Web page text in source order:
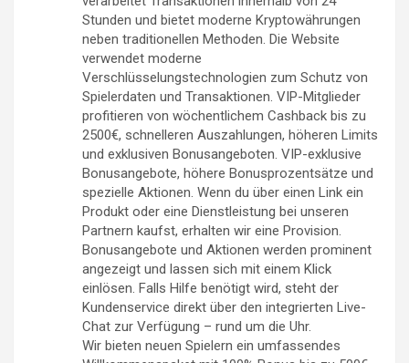
Stunden und bietet moderne Kryptowährungen
neben traditionellen Methoden. Die Website
verwendet moderne
Verschlüsselungstechnologien zum Schutz von
Spielerdaten und Transaktionen. VIP-Mitglieder
profitieren von wöchentlichem Cashback bis zu
2500€, schnelleren Auszahlungen, höheren Limits
und exklusiven Bonusangeboten. VIP-exklusive
Bonusangebote, höhere Bonusprozentsätze und
spezielle Aktionen. Wenn du über einen Link ein
Produkt oder eine Dienstleistung bei unseren
Partnern kaufst, erhalten wir eine Provision.
Bonusangebote und Aktionen werden prominent
angezeigt und lassen sich mit einem Klick
einlösen. Falls Hilfe benötigt wird, steht der
Kundenservice direkt über den integrierten Live-
Chat zur Verfügung – rund um die Uhr.
Wir bieten neuen Spielern ein umfassendes